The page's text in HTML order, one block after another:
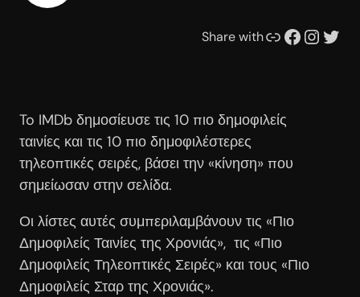
Share withΣυνδέσμου Facebook Instagram Twitter
To IMDb δημοσίευσε τις 10 πιο δημοφιλείς
ταινίες και τις 10 πιο δημοφιλέστερες
τηλεοπτικές σειρές, βάσει την «κίνηση» που
σημείωσαν στην σελίδα.
Οι λίστες αυτές συμπεριλαμβάνουν τις «Πιο
Δημοφιλείς Ταινίες της Χρονιάς», τις «Πιο
Δημοφιλείς Τηλεοπτικές Σειρές» και τους «Πιο
Δημοφιλείς Σταρ της Χρονιάς».